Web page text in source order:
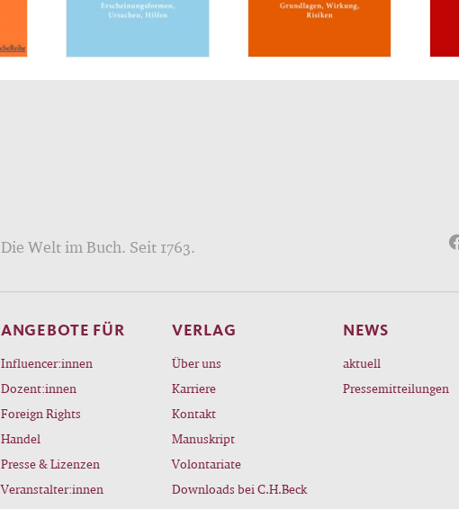
Die Welt im Buch. Seit 1763.
ANGEBOTE FÜR
Influencer:innen
Dozent:innen
Foreign Rights
Handel
Presse & Lizenzen
Veranstalter:innen
VERLAG
Über uns
Karriere
Kontakt
Manuskript
Volontariate
Downloads bei C.H.Beck
NEWS
aktuell
Pressemitteilungen